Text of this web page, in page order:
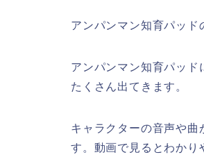
アンパンマン知育パッド
アンパンマン知育パッ
たくさん出てきます。
キャラクターの音声や曲
す。動画で見るとわかり